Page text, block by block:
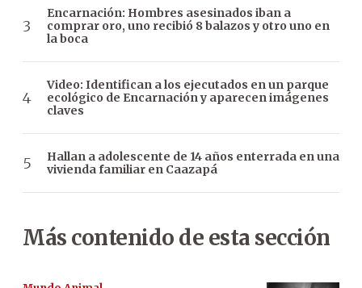
Encarnación: Hombres asesinados iban a
comprar oro, uno recibió 8 balazos y otro uno en
la boca
Video: Identifican a los ejecutados en un parque
ecológico de Encarnación y aparecen imágenes
claves
Hallan a adolescente de 14 años enterrada en una
vivienda familiar en Caazapá
Más contenido de esta sección